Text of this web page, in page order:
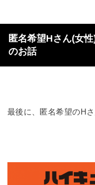
匿名希望Hさん(女
のお話
最後に、匿名希望のH